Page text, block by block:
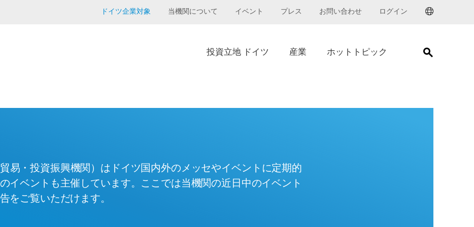
ドイツ企業対象 当機関について イベント プレス お問い合わせ ログイン
投資立地 ドイツ 産業 ホットトピック
貿易・投資振興機関）はドイツ国内外のメッセやイベントに定期的
イベントも主催しています。ここでは当機関の近日中のイベント
をご覧いただけます。